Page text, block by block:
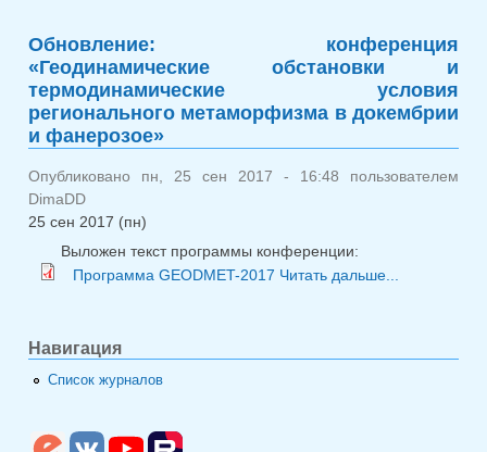
геологии, геофизики и
геоэкологии»
Обновление: конференция
«Геодинамические обстановки и
термодинамические условия
регионального метаморфизма в докембрии
и фанерозое»
Опубликовано пн, 25 сен 2017 - 16:48 пользователем
DimaDD
25 сен 2017 (пн)
Выложен текст программы конференции:
Программа GEODMET-2017 Читать дальше...
Навигация
Список журналов